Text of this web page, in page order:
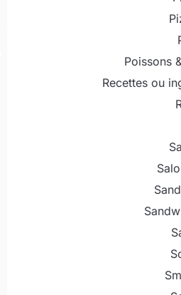
Poissons
Recettes ou